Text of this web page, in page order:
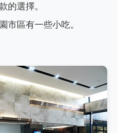
的選擇。
市區有一些小吃。